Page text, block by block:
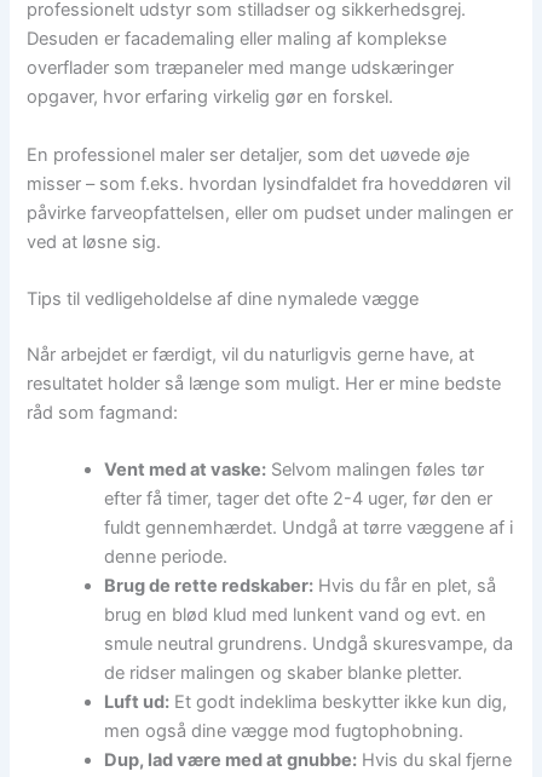
professionelt udstyr som stilladser og sikkerhedsgrej.
Desuden er facademaling eller maling af komplekse
overflader som træpaneler med mange udskæringer
opgaver, hvor erfaring virkelig gør en forskel.
En professionel maler ser detaljer, som det uøvede øje
misser – som f.eks. hvordan lysindfaldet fra hoveddøren vil
påvirke farveopfattelsen, eller om pudset under malingen er
ved at løsne sig.
Tips til vedligeholdelse af dine nymalede vægge
Når arbejdet er færdigt, vil du naturligvis gerne have, at
resultatet holder så længe som muligt. Her er mine bedste
råd som fagmand:
Vent med at vaske: Selvom malingen føles tør
efter få timer, tager det ofte 2-4 uger, før den er
fuldt gennemhærdet. Undgå at tørre væggene af i
denne periode.
Brug de rette redskaber: Hvis du får en plet, så
brug en blød klud med lunkent vand og evt. en
smule neutral grundrens. Undgå skuresvampe, da
de ridser malingen og skaber blanke pletter.
Luft ud: Et godt indeklima beskytter ikke kun dig,
men også dine vægge mod fugtophobning.
Dup, lad være med at gnubbe: Hvis du skal fjerne